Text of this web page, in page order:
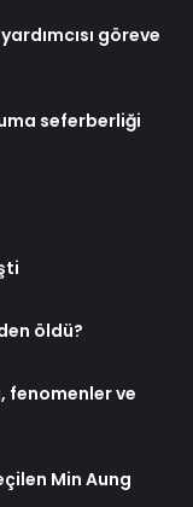
göreve
seferberliği
öldü?
fenomenler ve
Min Aung